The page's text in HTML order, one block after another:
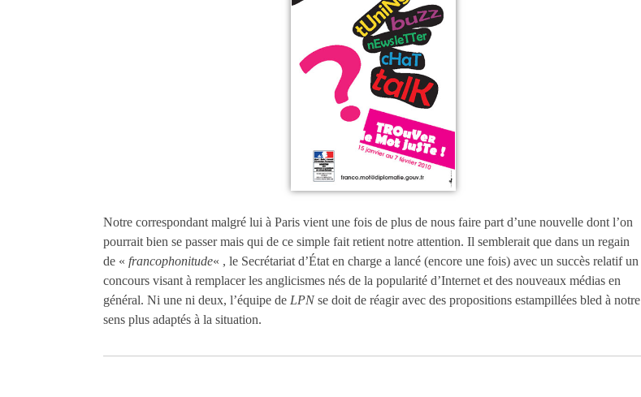
Notre correspondant malgré lui à Paris vient une fois de plus de nous faire part d’une nouvelle dont l’on
pourrait bien se passer mais qui de ce simple fait retient notre attention. Il semblerait que dans un regain
de « francophonitude« , le Secrétariat d’État en charge a lancé (encore une fois) avec un succès relatif un
concours visant à remplacer les anglicismes nés de la popularité d’Internet et des nouveaux médias en
général. Ni une ni deux, l’équipe de LPNse doit de réagir avec des propositions estampillées bled à notre
sens plus adaptés à la situation.